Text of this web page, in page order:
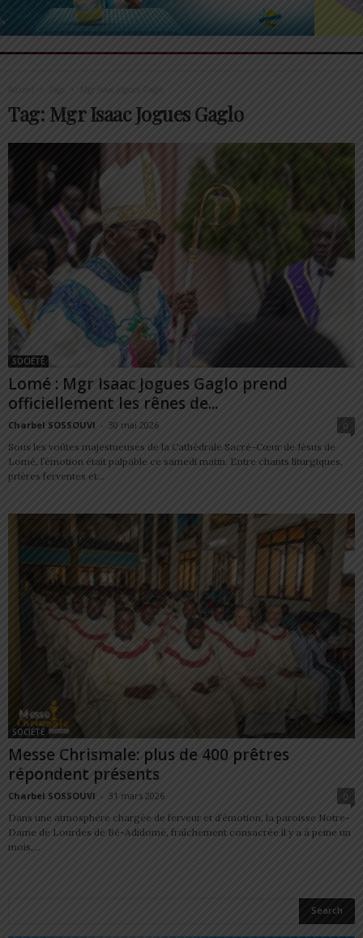
Tags Mgr Isaac Jogues Gaglo
Tag: Mgr Isaac Jogues Gaglo
SOCIÉTÉ
Lomé : Mgr Isaac Jogues Gaglo prend
officiellement les rênes de...
Charbel SOSSOUVI - 30 mai 2026
0
Sous les voûtes majestueuses de la Cathédrale Sacré-Cœur de Jésus de
Lomé, l’émotion était palpable ce samedi matin. Entre chants liturgiques,
prières ferventes et...
SOCIÉTÉ
Messe Chrismale: plus de 400 prêtres
répondent présents
Charbel SOSSOUVI - 31 mars 2026
0
Dans une atmosphère chargée de ferveur et d’émotion, la paroisse Notre-
Dame de Lourdes de Bè-Adidomé, fraîchement consacrée il y a à peine un
mois,...